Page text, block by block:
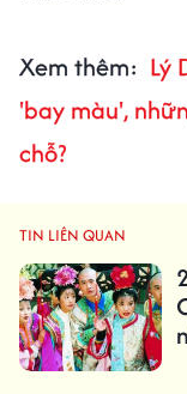
Xem thêm: Lý
'bay màu',
chỗ?
TIN LIÊN QUAN